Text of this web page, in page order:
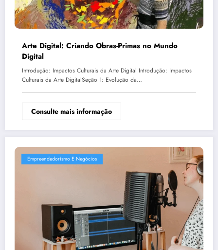
Arte Digital: Criando Obras-Primas no Mundo
Digital
Introdução: Impactos Culturais da Arte Digital Introdução: Impactos
Culturais da Arte DigitalSeção 1: Evolução da…
Consulte mais informação
Empreendedorismo E Negócios